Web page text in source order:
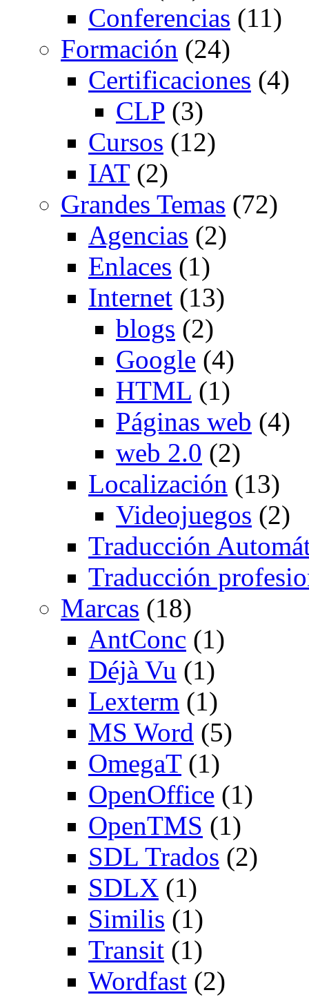
Conferencias (11)
Formación (24)
Certificaciones (4)
CLP (3)
Cursos (12)
IAT(2)
Grandes Temas (72)
Agencias (2)
Enlaces (1)
Internet (13)
blogs (2)
Google (4)
HTML (1)
Páginas web (4)
web 2.0 (2)
Localización (13)
Videojuegos (2)
Traducción
Traducción
Marcas (18)
AntConc (1)
Déjà Vu (1)
Lexterm (1)
MS Word (5)
OmegaT(1)
OpenOffice (1)
OpenTMS (1)
SDL Trados (2)
SDLX (1)
Similis (1)
Transit (1)
Wordfast (2)